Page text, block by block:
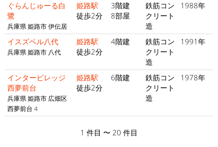
ぐらんじゅーる白
鷺
兵庫県 姫路市 伊伝居
姫路駅
徒歩2分
3階建
8部屋
鉄筋コン
クリート
造
1988年
イスズベル八代
兵庫県 姫路市 八代
姫路駅
徒歩2分
4階建
鉄筋コン
クリート
造
1991年
インタービレッジ
西夢前台
兵庫県 姫路市 広畑区
西夢前台 4
姫路駅
徒歩2分
6階建
鉄筋コン
クリート
造
1978年
1 件目 〜 20 件目